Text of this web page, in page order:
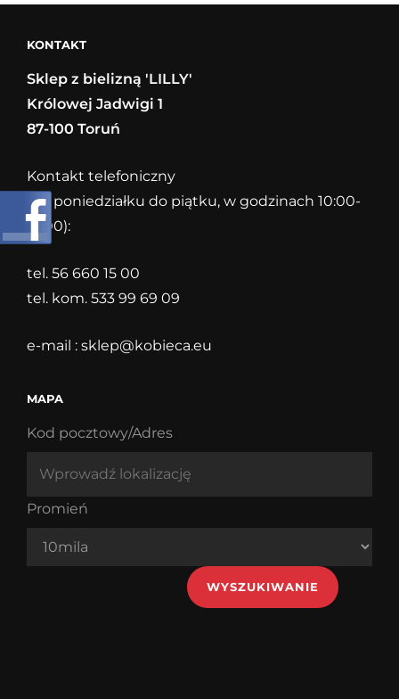
KONTAKT
Sklep z bielizną 'LILLY'
Królowej Jadwigi 1
87-100 Toruń
Kontakt telefoniczny
(od poniedziałku do piątku, w godzinach 10:00-
18:00):
tel. 56 660 15 00
tel. kom. 533 99 69 09
e-mail : sklep@kobieca.eu
MAPA
Kod pocztowy/Adres
Promień